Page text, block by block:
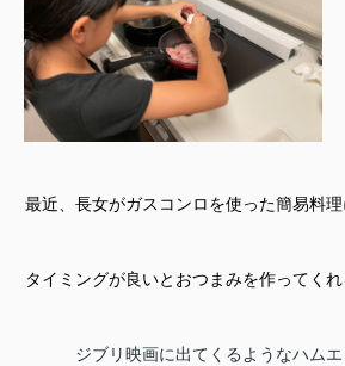
最近、長女がガスコンロを使った簡易料
タイミングが良いとおつまみを作ってくれ
ジブリ映画に出てくるようなハム